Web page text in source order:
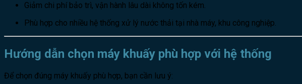
Giảm chi phí bảo trì, vận hành lâu dài không tốn kém.
Phù hợp cho nhiều hệ thống xử lý nước thải tại nhà máy, khu công nghiệp.
Hướng dẫn chọn máy khuấy phù hợp với hệ thống
Để chọn đúng máy khuấy phù hợp, bạn cần lưu ý: